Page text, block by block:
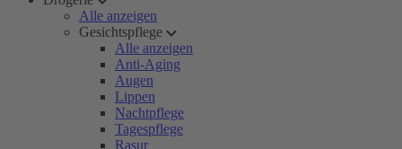
Alle anzeigen
Gesichtspflege
Alle anzeigen
Anti-Aging
Augen
Lippen
Nachtpflege
Tagespflege
Rasur